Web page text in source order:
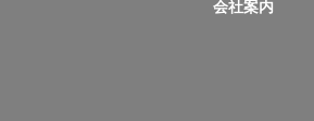
会社案内